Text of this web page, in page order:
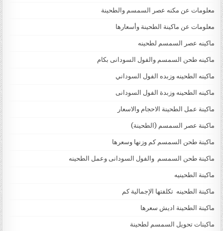
معلومات عن مكنه عصر السمسم والطحينة
معلومات عن ماكينة الطحينة وأسعارها
ماكينه عصر السمسم لطحينه
ماكينه طحن السمسم والفول السودانى بكام
ماكينه الطحينه وزبده الفول السوداني
ماكينه الطحينه وزبدة الفول السودانى
ماكينة عمل الطحينة الاحجام والاسعار
ماكينة عصر السمسم (الطحينة)
ماكينة طحن السمسم كم وزنها وسعرها
ماكينة طحن السمسم والفول السودانى وعمل الطحينه
ماكينة الطحينيه
ماكينة الطحينه تكلفتها الإجمالية كم
ماكينة الطحينة اديش سعرها
ماكينات تحويل السمسم لطحينة